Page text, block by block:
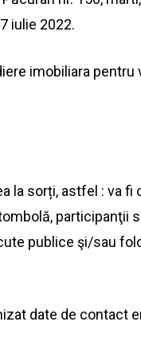
iulie 2022.
imobiliara pentru
la sorți, astfel : va fi
, participanţii
publice şi/sau
date de contact